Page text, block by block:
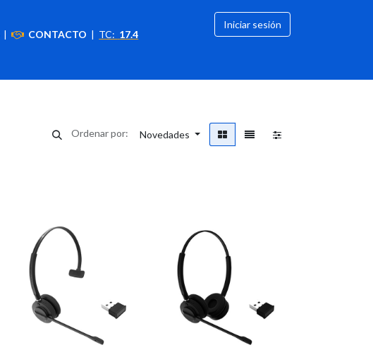
| CONTACTO | TC: 17.4
Iniciar sesión
Ordenar por: Novedades